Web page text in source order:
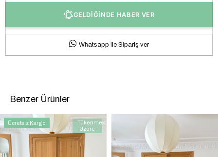
GELDİĞİNDE HABER VER
Whatsapp ile Sipariş ver
Benzer Ürünler
Ücretsiz Kargo
Tükenmek
Üzere